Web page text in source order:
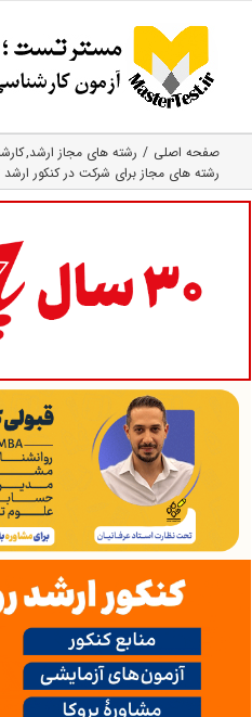
content
صفحه اصلی رشته های مجاز ارشد
رشته های مجاز برای شرکت در کنکور